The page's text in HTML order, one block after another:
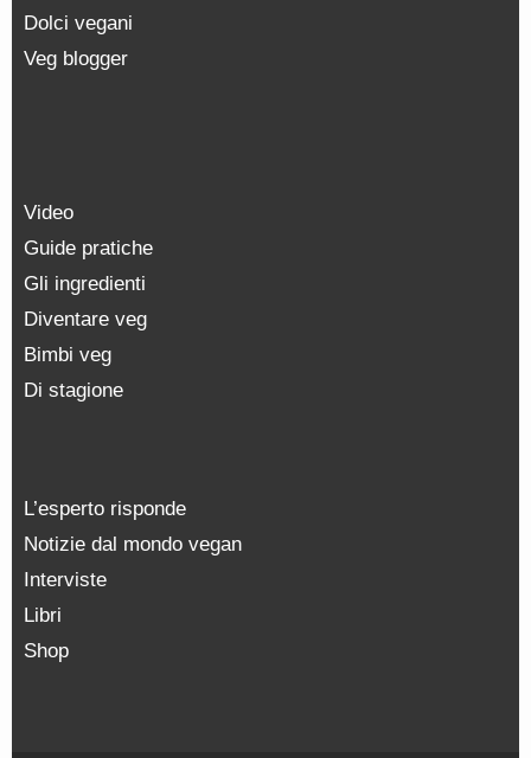
Dolci vegani
Veg blogger
Video
Guide pratiche
Gli ingredienti
Diventare veg
Bimbi veg
Di stagione
L’esperto risponde
Notizie dal mondo vegan
Interviste
Libri
Shop